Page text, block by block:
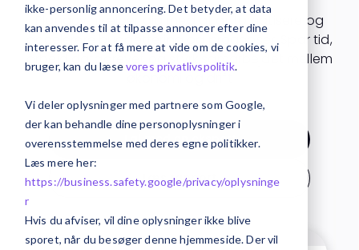
ikke-personlig annoncering. Det betyder, at data
kan anvendes til at tilpasse annoncer efter dine
interesser. For at få mere at vide om de cookies, vi
bruger, kan du læsevores privatlivspolitik.
Vi deler oplysninger med partnere som Google,
der kan behandle dine personoplysninger i
overensstemmelse med deres egne politikker.
Læs mere her:
https://business.safety.google/privacy/oplysninge
r
Hvis du afviser, vil dine oplysninger ikke blive
sporet, når du besøger denne hjemmeside. Der vil
Planacy hjælper dig med at automatisere og
accelerere budgettering og prognoser. Spar tid,
arbejd datadrevet og styrk samarbejdet mellem
økonomi og drift
Tal med en ekspert
Læs rapport